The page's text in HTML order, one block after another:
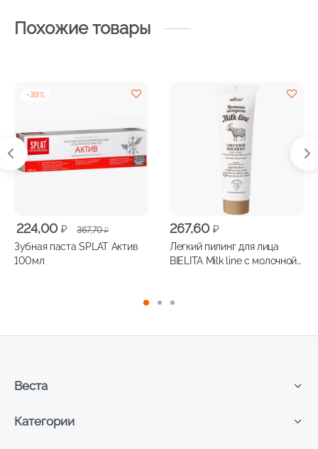
Похожие товары
-39%
367,70₽
Первоначальная
цена
составляла
224,00 ₽
Текущая
цена:
224,00 ₽.
Зубная паста SPLAT Актив
100мл
267,60 ₽
Легкий пилинг для лица
BIELITA Milk line с молочной
Категории
Веста